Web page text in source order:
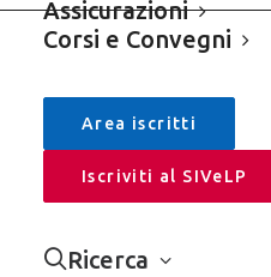
Assicurazioni
Corsi e Convegni
Area iscritti
Iscriviti al SIVeLP
Ricerca
Cerca